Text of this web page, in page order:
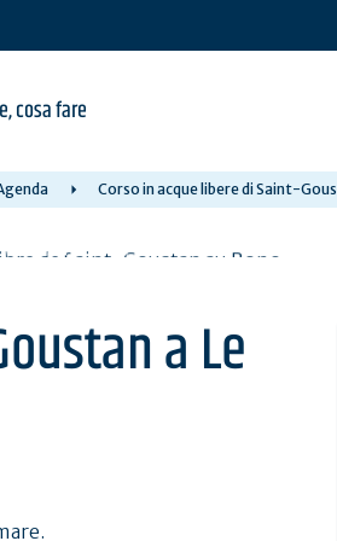
cosa fare
Corso in acque libere di Saint-
a Le